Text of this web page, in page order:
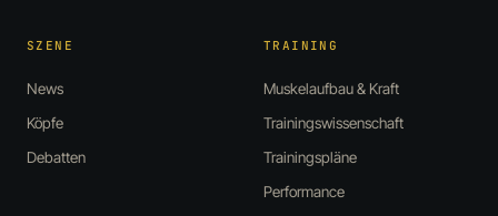
SZENE
News
Köpfe
Debatten
TRAINING
Muskelaufbau & Kraft
Trainingswissenschaft
Trainingspläne
Performance